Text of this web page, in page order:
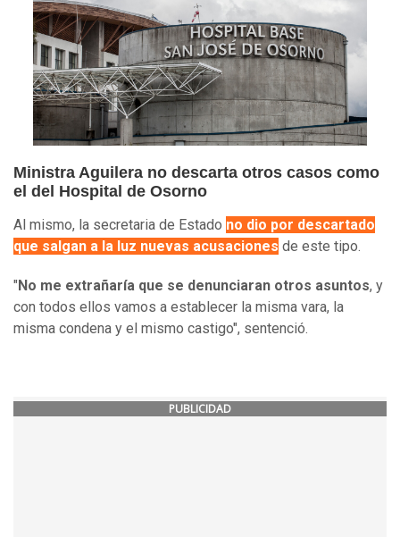
Ministra Aguilera no descarta otros casos como
el del Hospital de Osorno
Al mismo, la secretaria de Estado no dio por descartado
que salgan a la luz nuevas acusaciones de este tipo.
" No me extrañaría que se denunciaran otros asuntos, y
con todos ellos vamos a establecer la misma vara, la
misma condena y el mismo castigo", sentenció.
PUBLICIDAD